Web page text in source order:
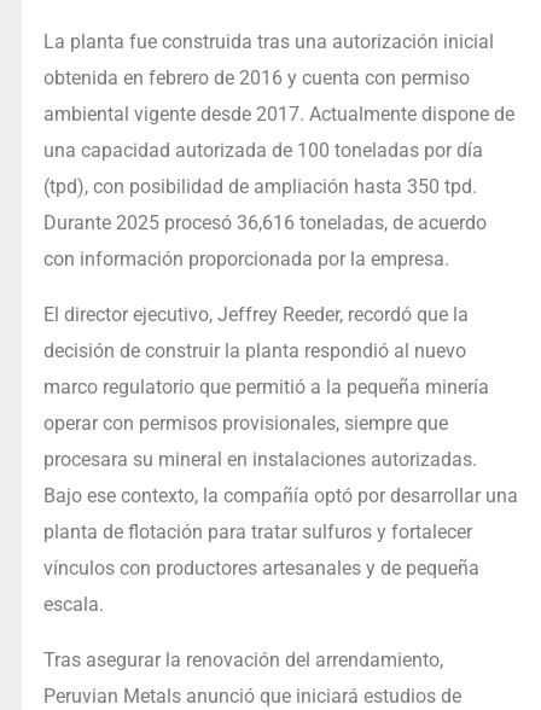
La planta fue construida tras una autorización inicial
obtenida en febrero de 2016 y cuenta con permiso
ambiental vigente desde 2017. Actualmente dispone de
una capacidad autorizada de 100 toneladas por día
(tpd), con posibilidad de ampliación hasta 350 tpd.
Durante 2025 procesó 36,616 toneladas, de acuerdo
con información proporcionada por la empresa.
El director ejecutivo, Jeffrey Reeder, recordó que la
decisión de construir la planta respondió al nuevo
marco regulatorio que permitió a la pequeña minería
operar con permisos provisionales, siempre que
procesara su mineral en instalaciones autorizadas.
Bajo ese contexto, la compañía optó por desarrollar una
planta de flotación para tratar sulfuros y fortalecer
vínculos con productores artesanales y de pequeña
escala.
Tras asegurar la renovación del arrendamiento,
Peruvian Metals anunció que iniciará estudios de